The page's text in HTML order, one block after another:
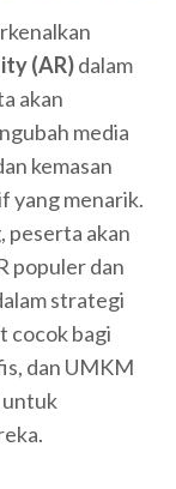
(AR)dalam
akan
media
kemasan
yang menarik.
peserta akan
populer dan
strategi
cocok bagi
dan UMKM
untuk